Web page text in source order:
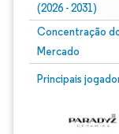
(2026 - 2031)
Concentração
Mercado
Principais
Imagem © Mordor